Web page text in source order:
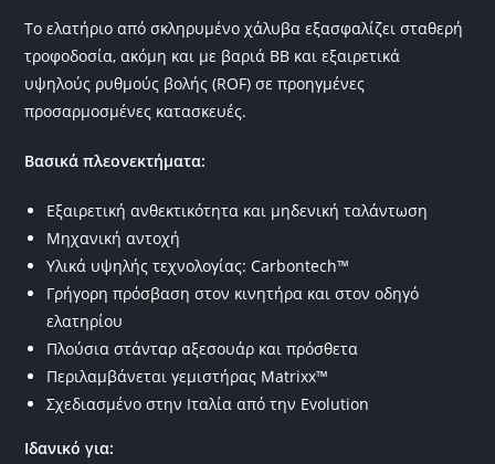
Το ελατήριο από σκληρυμένο χάλυβα εξασφαλίζει σταθερή
τροφοδοσία, ακόμη και με βαριά BB και εξαιρετικά
υψηλούς ρυθμούς βολής (ROF) σε προηγμένες
προσαρμοσμένες κατασκευές.
Βασικά πλεονεκτήματα:
Εξαιρετική ανθεκτικότητα και μηδενική ταλάντωση
Μηχανική αντοχή
Υλικά υψηλής τεχνολογίας: Carbontech™
Γρήγορη πρόσβαση στον κινητήρα και στον οδηγό
ελατηρίου
Πλούσια στάνταρ αξεσουάρ και πρόσθετα
Περιλαμβάνεται γεμιστήρας Matrixx™
Σχεδιασμένο στην Ιταλία από την Evolution
Ιδανικό για: